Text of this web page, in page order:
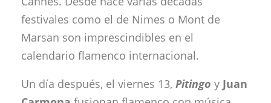
festivales como el de Nimes o Mont de
Marsan son imprescindibles en el
calendario flamenco internacional.
Un día después, el viernes 13, Pitingo y Juan